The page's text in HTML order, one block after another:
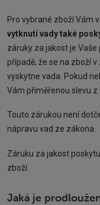
Pro vybrané zboží Vám
vytknutí vady také
záruky za jakost je
případě, že se na zboží
vyskytne vada. Pokud
Vám přiměřenou slevu z
Touto zárukou není
nápravu vad ze zákona.
Záruku za jakost
zboží.
Jaká je